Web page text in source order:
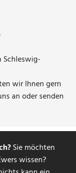
Schleswig-
wir Ihnen gern
an oder senden
Sie möchten
wissen?